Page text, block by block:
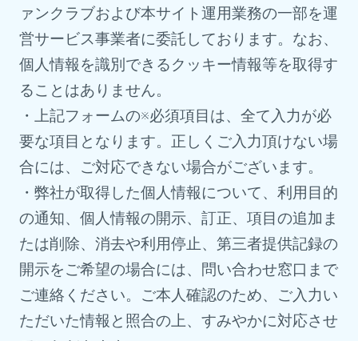
ァンクラブおよび本サイト運用業務の一部を運
営サービス事業者に委託しております。なお、
個人情報を識別できるクッキー情報等を取得す
ることはありません。
・上記フォームの※必須項目は、全て入力が必
要な項目となります。正しくご入力頂けない場
合には、ご対応できない場合がございます。
・弊社が取得した個人情報について、利用目的
の通知、個人情報の開示、訂正、項目の追加ま
たは削除、消去や利用停止、第三者提供記録の
開示をご希望の場合には、問い合わせ窓口まで
ご連絡ください。ご本人確認のため、ご入力い
ただいた情報と照合の上、すみやかに対応させ